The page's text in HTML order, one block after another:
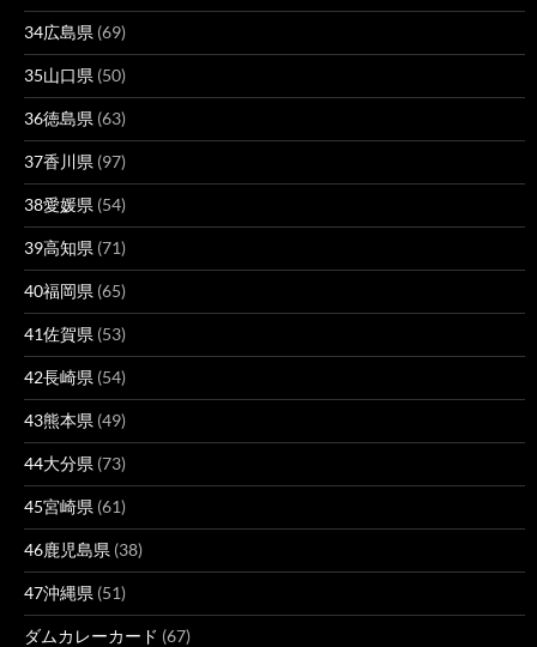
34広島県 (69)
35山口県 (50)
36徳島県 (63)
37香川県 (97)
38愛媛県 (54)
39高知県 (71)
40福岡県 (65)
41佐賀県 (53)
42長崎県 (54)
43熊本県 (49)
44大分県 (73)
45宮崎県 (61)
46鹿児島県 (38)
47沖縄県 (51)
ダムカレーカード (67)